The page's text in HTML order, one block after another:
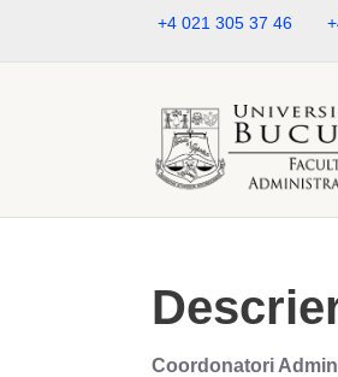
+4 021 305 37 46
Coordonatori